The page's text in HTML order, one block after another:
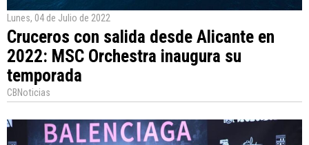
Lunes, 04 de Julio de 2022
Cruceros con salida desde Alicante en
2022: MSC Orchestra inaugura su
temporada
CBNoticias